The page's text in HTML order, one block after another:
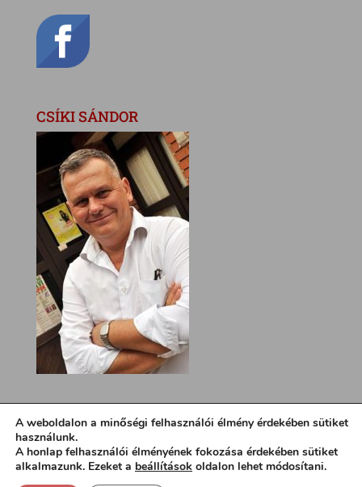
CSÍKI SÁNDOR
A weboldalon a minőségi felhasználói élmény érdekében sütiket
használunk.
A honlap felhasználói élményének fokozása érdekében sütiket
alkalmazunk. Ezeket a beállítások oldalon lehet módosítani.